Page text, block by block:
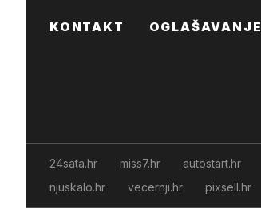
KONTAKT OGLAŠAVANJE
24sata.hr miss7.hr autostart.hr
njuskalo.hr
vecernji.hr pixsell.hr